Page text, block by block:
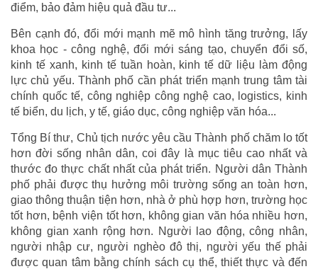
điểm, bảo đảm hiệu quả đầu tư...
Bên cạnh đó, đổi mới mạnh mẽ mô hình tăng trưởng, lấy
khoa học - công nghệ, đổi mới sáng tạo, chuyển đổi số,
kinh tế xanh, kinh tế tuần hoàn, kinh tế dữ liệu làm động
lực chủ yếu. Thành phố cần phát triển mạnh trung tâm tài
chính quốc tế, công nghiệp công nghệ cao, logistics, kinh
tế biển, du lịch, y tế, giáo dục, công nghiệp văn hóa...
Tổng Bí thư, Chủ tịch nước yêu cầu Thành phố chăm lo tốt
hơn đời sống nhân dân, coi đây là mục tiêu cao nhất và
thước đo thực chất nhất của phát triển. Người dân Thành
phố phải được thụ hưởng môi trường sống an toàn hơn,
giao thông thuận tiện hơn, nhà ở phù hợp hơn, trường học
tốt hơn, bệnh viện tốt hơn, không gian văn hóa nhiều hơn,
không gian xanh rộng hơn. Người lao động, công nhân,
người nhập cư, người nghèo đô thị, người yếu thế phải
được quan tâm bằng chính sách cụ thể, thiết thực và đến